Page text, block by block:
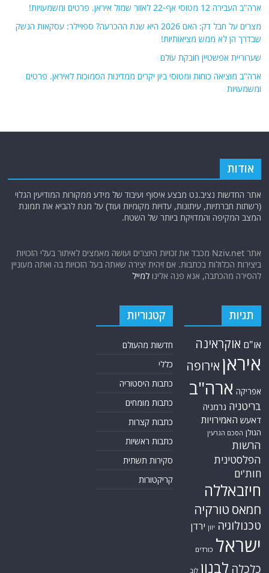
ארה"ב העבירה 12 מטוסי אף-22 לאזור שמול איראן. פרטים ומשמעויות!
מצרים על חבל דק: האם 2026 היא שנת ההכרעה? ספויילר: עסקאות הנשק
שבדרך הן לא ממש מציאותיות!
שערוריית אפשטיין חובקת עולם
ארה"ב מוציאה כוחות ומטוסי ביון יקרים ממדינות הסמוכות לאיראן. פרטים
ומשמעויות
אודות
אתר החדשות נציב.נט מבצע איסוף ועיבוד של מידע ממקורות המודיעין הגלוי
(רשתות חברתיות, עיתונות, עדויות מקומיות ועוד) על מנת להביא את תמונת
המצב המקיפה והמדויקת ביותר של השטח.
אתר Nziv.net מכבד את זכויות היוצרים ועושה מאמצים לאיתור בעלי הזכויות
ביצירות הכלולות בכתבות. אם זיהית יצירה שאתה בעל הזכויות בה ואתה מעוניין
להסירה מהכתבה, אנא פנה אלינולמייל
תגיות
או"ם אוקראינה
איראן אירופה
אפריקה ארה"ב
בריטניה גרמניה
דאעש האמירויות
הגולן הסכם הגרעין
הרשות
הפלסטינית
חות'ים
חיזבאללה
חמאס טורקיה
טכנולוגיה יוון ירדן
ישראל כורדים
כלכלה לבנון לוב
קטגוריות
חדשות מהעולם
כללי
כתבות היסטוריה
כתבות מומחים
כתבות קצרות
כתבות ראשיות
סקירות תשתית
קריקטורות